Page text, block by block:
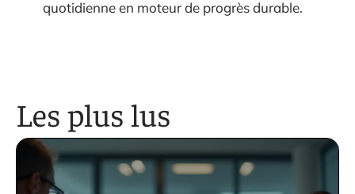
quotidienne en moteur de progrès durable.
Les plus lus